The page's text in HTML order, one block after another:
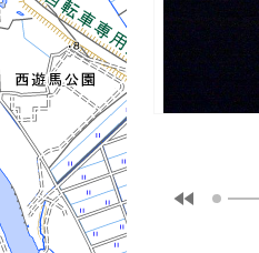
fast_rewind